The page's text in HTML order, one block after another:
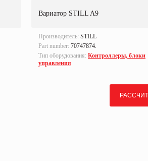
Вариатор STILL A9
Производитель: STILL
Part number: 70747874.
Тип оборудования: Контроллеры, блоки
управления